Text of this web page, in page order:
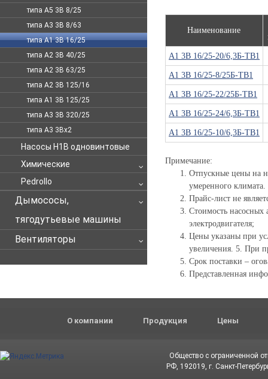
типа А5 3В 8/25
типа А3 3В 8/63
типа А1 3В 16/25
типа А2 3В 40/25
типа А2 3В 63/25
типа А2 3В 125/16
типа А1 3В 125/25
типа А3 3В 320/25
типа А3 3Вх2
Насосы Н1В одновинтовые
Химические
Pedrollo
Дымососы,
тягодутьевые машины
Вентиляторы
Наименование
А1 3В 16/25-20/6,3Б-ТВ1
А1 3В 16/25-8/25Б-ТВ1
А1 3В 16/25-22/25Б-ТВ1
А1 3В 16/25-24/6,3Б-ТВ1
А1 3В 16/25-10/6,3Б-ТВ1
Примечание:
Отпускные цены на
умеренного
Прайс-лист не
Стоимость насосных
электродвигателя;
Цены указаны при
увеличения. 5. При
Срок поставки –
Представленная
О компании Продукция Цены
Общество с ограниченной
РФ, 192019, г. Санкт-